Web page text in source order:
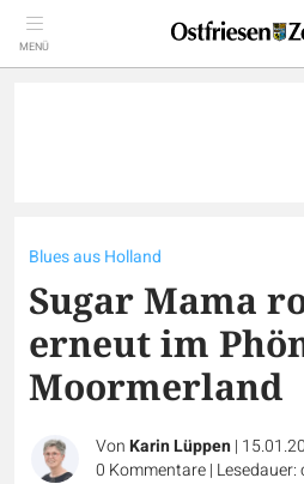
MENÜ
Blues aus Holland
Sugar Mama
erneut im
Moormerland
VonKarin Lüppen|
0 Kommentare| Lesedauer: